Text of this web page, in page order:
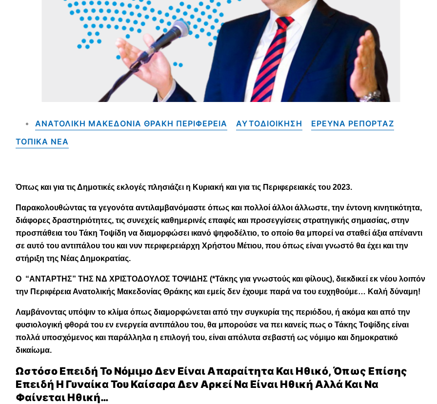
ΑΝΑΤΟΛΙΚΗ ΜΑΚΕΔΟΝΙΑ ΘΡΑΚΗ ΠΕΡΙΦΕΡΕΙΑ ΑΥΤΟΔΙΟΙΚΗΣΗ
ΕΡΕΥΝΑ ΡΕΠΟΡΤΑΖ
ΤΟΠΙΚΑ NEA
Όπως και για τις Δημοτικές εκλογές πλησιάζει η Κυριακή και για τις Περιφερειακές του 2023.
Παρακολουθώντας τα γεγονότα αντιλαμβανόμαστε όπως και πολλοί άλλοι άλλωστε, την έντονη κινητικότητα,
διάφορες δραστηριότητες, τις συνεχείς καθημερινές επαφές και προσεγγίσεις στρατηγικής σημασίας, στην
προσπάθεια του Τάκη Τοψίδη να διαμορφώσει ικανό ψηφοδέλτιο, το οποίο θα μπορεί να σταθεί άξια απέναντι
σε αυτό του αντιπάλου του και νυν περιφερειάρχη Χρήστου Μέτιου, που όπως είναι γνωστό θα έχει και την
στήριξη της Νέας Δημοκρατίας.
Ο “ΑΝΤΑΡΤΗΣ” ΤΗΣ ΝΔ ΧΡΙΣΤΟΔΟΥΛΟΣ ΤΟΨΙΔΗΣ (*Τάκης για γνωστούς και φίλους), διεκδικεί εκ νέου λοιπόν
την Περιφέρεια Ανατολικής Μακεδονίας Θράκης και εμείς δεν έχουμε παρά να του ευχηθούμε… Καλή δύναμη!
Λαμβάνοντας υπόψιν το κλίμα όπως διαμορφώνεται από την συγκυρία της περιόδου, ή ακόμα και από την
φυσιολογική φθορά του εν ενεργεία αντιπάλου του, θα μπορούσε να πει κανείς πως ο Τάκης Τοψίδης είναι
πολλά υποσχόμενος και παράλληλα η επιλογή του, είναι απόλυτα σεβαστή ως νόμιμο και δημοκρατικό
δικαίωμα.
Ωστόσο Επειδή Το Νόμιμο Δεν Είναι Απαραίτητα Και Ηθικό, Όπως Επίσης
Επειδή Η Γυναίκα Του Καίσαρα Δεν Αρκεί Να Είναι Ηθική Αλλά Και Να
Φαίνεται Ηθική…